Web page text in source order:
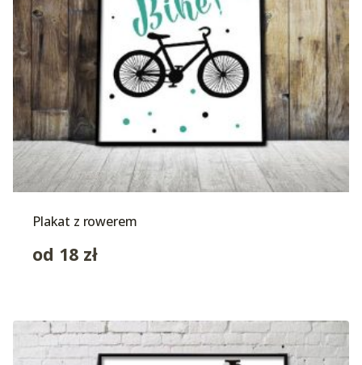
Plakat z rowerem
od 18 zł